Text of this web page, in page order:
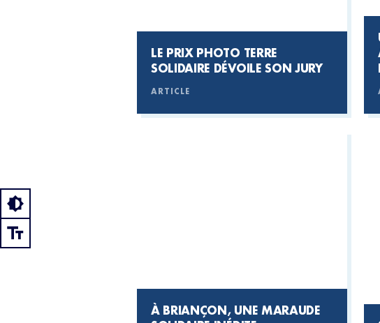
LE PRIX PHOTO TERRE
SOLIDAIRE DÉVOILE SON JURY
ARTICLE
À BRIANÇON, UNE MARAUDE